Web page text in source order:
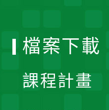
檔案下載
課程計畫